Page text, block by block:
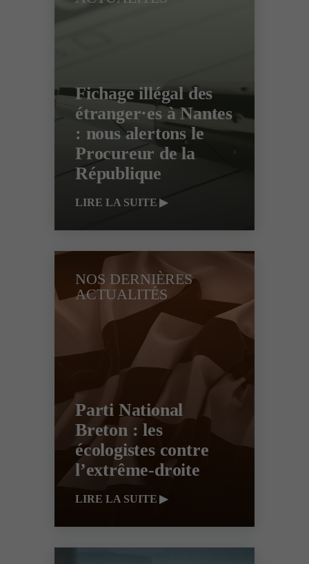
Fichage illégal des
étranger·es à Nantes
: nous alertons le
Procureur de la
République
LIRE LA SUITE
NOS DERNIÈRES
ACTUALITÉS
Parti National
Breton : les
écologistes contre
l’extrême-droite
LIRE LA SUITE